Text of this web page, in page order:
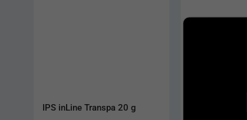
Acron 22 mm S Light Pink